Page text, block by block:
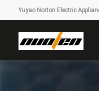
Yuyao Norton Electric